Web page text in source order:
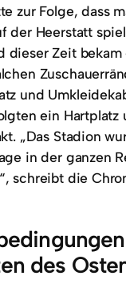
zur Folge, dass
der Heerstatt
dieser Zeit bekam
und
ein Hartplatz
„Das Stadion
in der ganzen
schreibt die
des